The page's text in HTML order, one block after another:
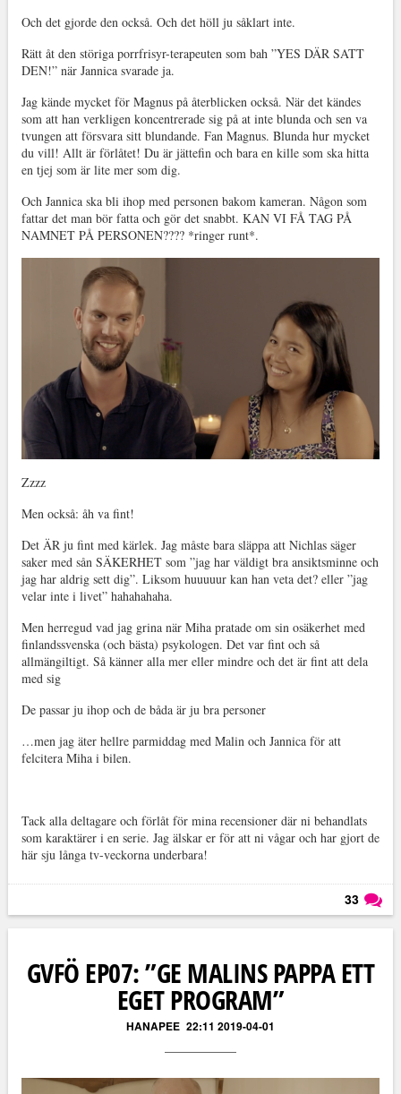
Och det gjorde den också. Och det höll ju såklart inte.
Rätt åt den störiga porrfrisyr-terapeuten som bah ”YES DÄR SATT
DEN!” när Jannica svarade ja.
Jag kände mycket för Magnus på återblicken också. När det kändes
som att han verkligen koncentrerade sig på at inte blunda och sen va
tvungen att försvara sitt blundande. Fan Magnus. Blunda hur mycket
du vill! Allt är förlåtet! Du är jättefin och bara en kille som ska hitta
en tjej som är lite mer som dig.
Och Jannica ska bli ihop med personen bakom kameran. Någon som
fattar det man bör fatta och gör det snabbt. KAN VI FÅ TAG PÅ
NAMNET PÅ PERSONEN???? *ringer runt*.
Zzzz
Men också: åh va fint!
Det ÄR ju fint med kärlek. Jag måste bara släppa att Nichlas säger
saker med sån SÄKERHET som ”jag har väldigt bra ansiktsminne och
jag har aldrig sett dig”. Liksom huuuuur kan han veta det? eller ”jag
velar inte i livet” hahahahaha.
Men herregud vad jag grina när Miha pratade om sin osäkerhet med
finlandssvenska (och bästa) psykologen. Det var fint och så
allmängiltigt. Så känner alla mer eller mindre och det är fint att dela
med sig
De passar ju ihop och de båda är ju bra personer
…men jag äter hellre parmiddag med Malin och Jannica för att
felcitera Miha i bilen.
Tack alla deltagare och förlåt för mina recensioner där ni behandlats
som karaktärer i en serie. Jag älskar er för att ni vågar och har gjort de
här sju långa tv-veckorna underbara!
33
GVFÖ EP07: ”GE MALINS PAPPA ETT
EGET PROGRAM”
HANAPEE 22:11 2019-04-01